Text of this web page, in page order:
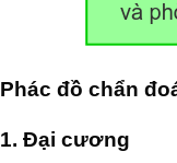
Phác đồ chẩn
1. Đại cương